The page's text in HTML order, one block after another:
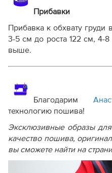
Прибавки
Прибавка к обхвату
3-5 см до роста 122 см, 4-
выше.
Благодарим
технологию пошива!
Эксклюзивные образы
качество пошива,
вы сможете найти на